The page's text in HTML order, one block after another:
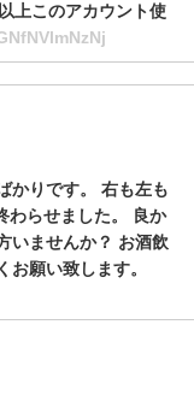
上このアカウント使
かりです。 右も左も
わらせました。 良か
いませんか？ お酒飲
お願い致します。